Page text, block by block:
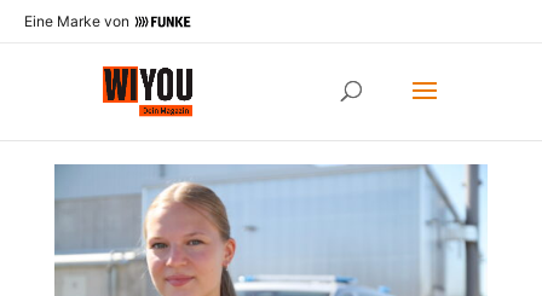
Eine Marke von